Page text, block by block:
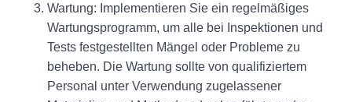
Wartung: Implementieren Sie ein regelmäßiges
Wartungsprogramm, um alle bei Inspektionen und
Tests festgestellten Mängel oder Probleme zu
beheben. Die Wartung sollte von qualifiziertem
Personal unter Verwendung zugelassener